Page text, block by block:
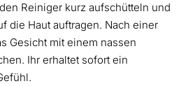
Reiniger kurz aufschütteln und
die Haut auftragen. Nach einer
Gesicht mit einem nassen
Ihr erhaltet sofort ein